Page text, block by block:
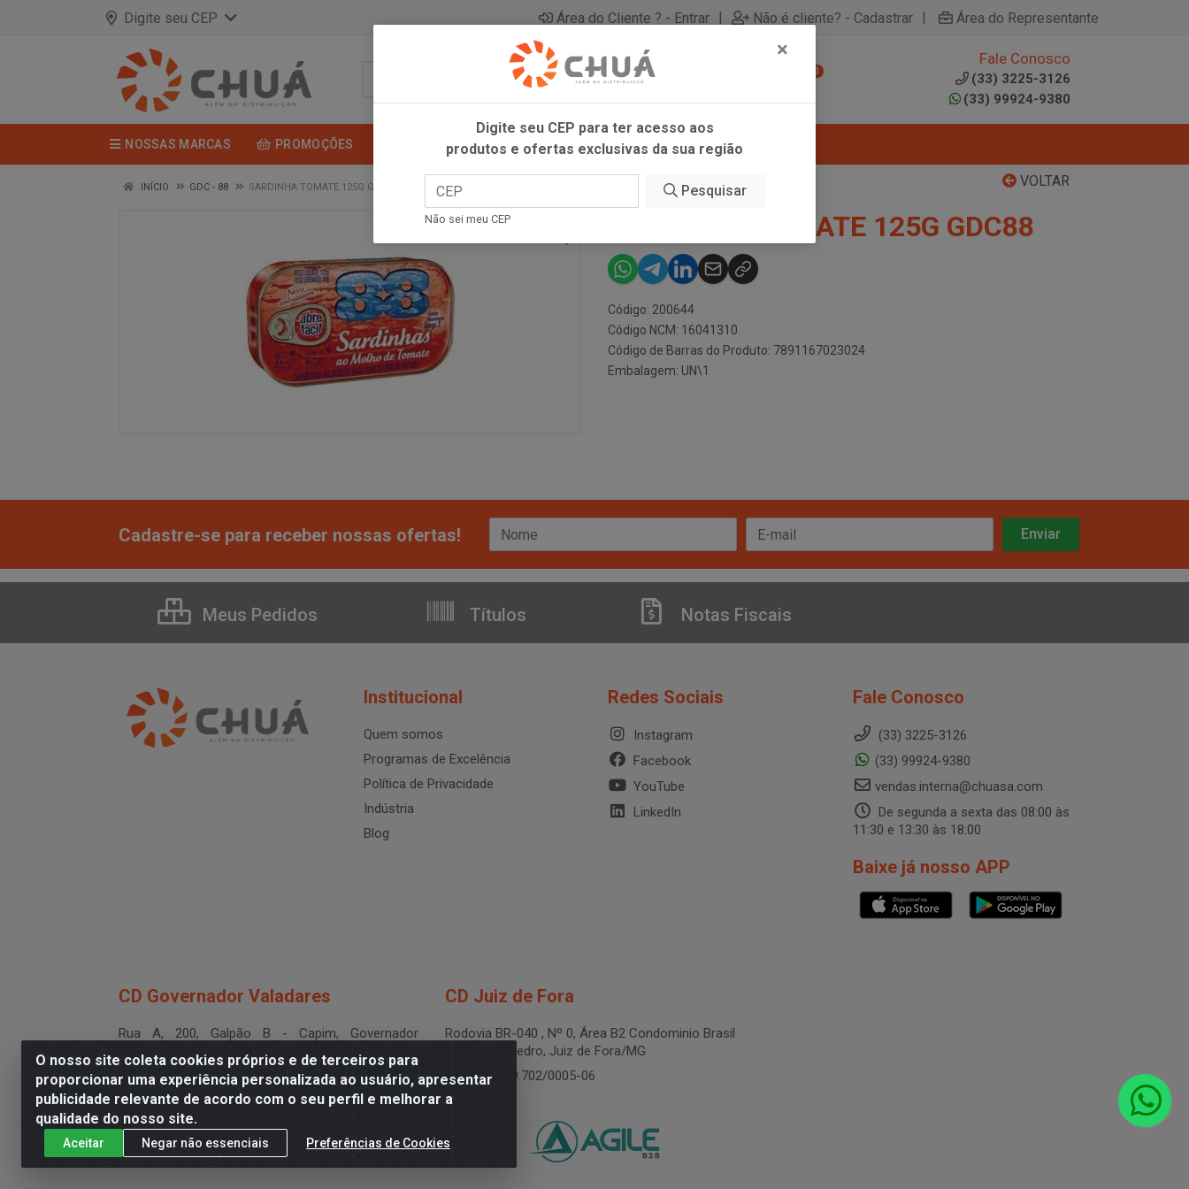
Digite seu CEP Área do Cliente ? - Entrar | Não é cliente? - Cadastrar | Área do Representante
0
Fale Conosco
(33) 3225-3126
(33) 99924-9380
NOSSAS MARCAS PROMOÇÕES
VOLTAR
INÍCIO GDC - 88 SARDINHA TOMATE 125G GDC88
SARDINHA TOMATE 125G GDC88
Código: 200644
Código NCM: 16041310
Código de Barras do Produto: 7891167023024
Embalagem: UN\1
O nosso site coleta cookies próprios e de terceiros para
proporcionar uma experiência personalizada ao usuário, apresentar
publicidade relevante de acordo com o seu perfil e melhorar a
qualidade do nosso site.
Aceitar Negar não essenciais Preferências de Cookies
Cadastre-se para receber nossas ofertas!
Meus Pedidos Títulos Notas Fiscais
Institucional
Quem somos
Programas de Excelência
Política de Privacidade
Indústria
Blog
Redes Sociais
Instagram
Facebook
YouTube
LinkedIn
Fale Conosco
(33) 3225-3126
(33) 99924-9380
vendas.interna@chuasa.com
De segunda a sexta das 08:00 às
11:30 e 13:30 às 18:00
Baixe já nosso APP
CD Governador Valadares
Rua A, 200, Galpão B - Capim, Governador
Valadares/MG - CEP 35.024-400
CNPJ 19.199.702/0003-36
CD Juiz de Fora
Rodovia BR-040 , Nº 0, Área B2 Condominio Brasil
LOG - São Pedro, Juiz de Fora/MG
CNPJ 19.199.702/0005-06
×
Digite seu CEP para ter acesso aos
produtos e ofertas exclusivas da sua região
Pesquisar
Não sei meu CEP